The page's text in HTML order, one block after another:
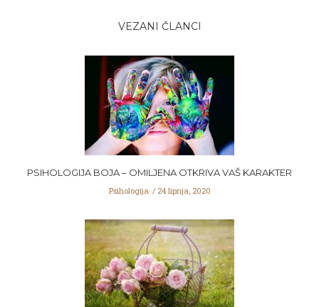
VEZANI ČLANCI
PSIHOLOGIJA BOJA – OMILJENA OTKRIVA VAŠ KARAKTER
Psihologija 24 lipnja, 2020